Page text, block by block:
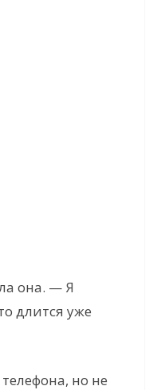
она. — Я
длится уже
но не